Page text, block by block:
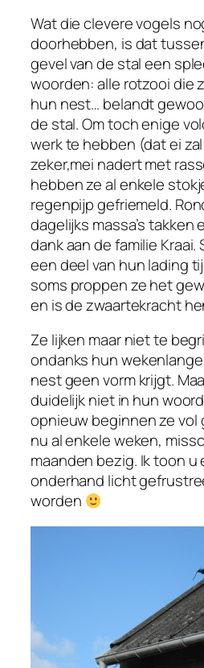
Wat die clevere vogels
doorhebben, is dat
gevel van de stal een
woorden: alle rotzooi die
hun nest… belandt
de stal. Om toch enige
werk te hebben (dat ei
zeker,mei nadert met
hebben ze al enkele
regenpijp gefriemeld.
dagelijks massa’s takken
dank aan de familie Kraai.
een deel van hun lading
soms proppen ze het
en is de zwaartekracht
Ze lijken maar niet te
ondanks hun
nest geen vorm krijgt.
duidelijk niet in hun
opnieuw beginnen ze vol
nu al enkele weken,
maanden bezig. Ik toon u
onderhand licht
worden